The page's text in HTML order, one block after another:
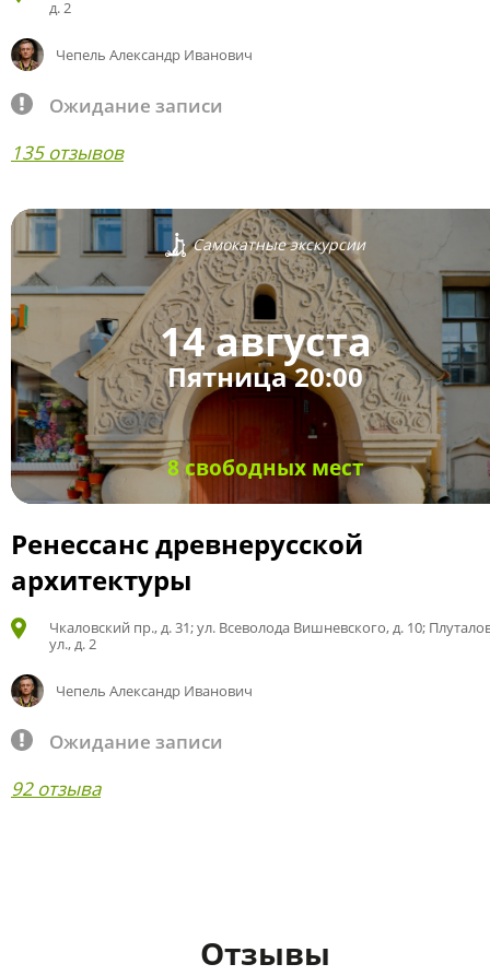
д. 2
Чепель Александр Иванович
Ожидание записи
135 отзывов
Самокатные экскурсии
14 августа
Пятница 20:00
8 свободных мест
Ренессанс древнерусской
архитектуры
Чкаловский пр., д. 31; ул. Всеволода Вишневского, д. 10;
ул., д. 2
Чепель Александр Иванович
Ожидание записи
92 отзыва
Отзывы